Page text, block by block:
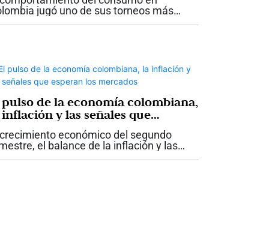
jugó uno de sus torneos más
durante este mundial 2026 y
pulso de la economía colombiana,
y las señales que
los mercados
económico del segundo
el balance de la inflación y las